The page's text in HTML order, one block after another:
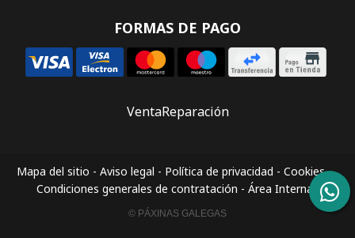
FORMAS DE PAGO
VentaReparación
Mapa del sitio - Aviso legal - Política de privacidad - Cookies-
Condiciones generales de contratación - Área Interna
© PÁXINAS GALEGAS